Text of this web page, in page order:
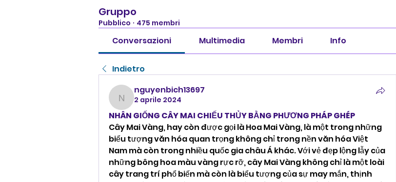
Gruppo
Pubblico · 475 membri
Conversazioni Multimedia Membri Info
Indietro
nguyenbich13697
nguyenbich13697
2 aprile 2024
NHÂN GIỐNG CÂY MAI CHIẾU THỦY BẰNG PHƯƠNG PHÁP GHÉP
Cây Mai Vàng, hay còn được gọi là Hoa Mai Vàng, là một trong những
biểu tượng văn hóa quan trọng không chỉ trong nền văn hóa Việt
Nam mà còn trong nhiều quốc gia châu Á khác. Với vẻ đẹp lộng lẫy của
những bông hoa màu vàng rực rỡ, cây Mai Vàng không chỉ là một loài
cây trang trí phổ biến mà còn là biểu tượng của sự may mắn, thịnh